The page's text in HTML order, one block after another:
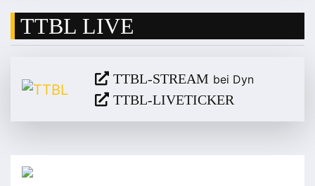
TTBL LIVE
TTBL-STREAM bei Dyn
TTBL-LIVETICKER